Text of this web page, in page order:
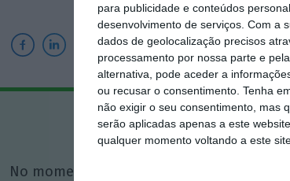
para publicidade e conteúdos
desenvolvimento de serviços. Com a
dados de geolocalização precisos
processamento por nossa parte e
alternativa, pode aceder a
ou recusar o consentimento. Tenha
não exigir o seu consentimento, mas
serão aplicadas apenas a este
qualquer momento voltando a este
Assine o ECO
No momento em que a informação é mais